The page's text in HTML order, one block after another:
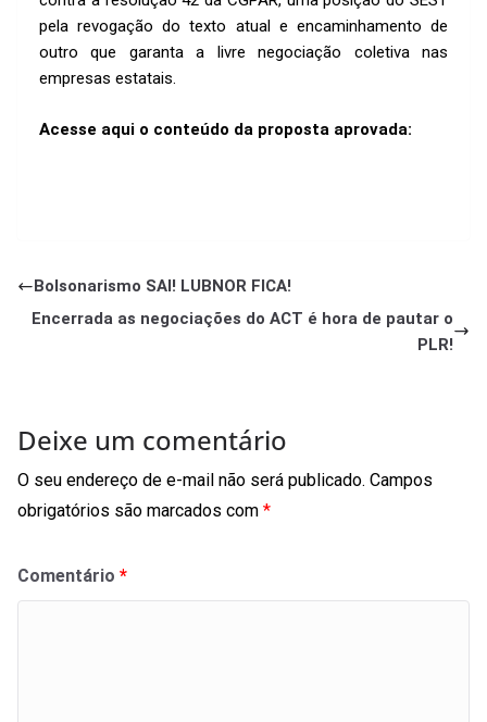
pela revogação do texto atual e encaminhamento de
outro que garanta a livre negociação coletiva nas
empresas estatais.
Acesse aqui o conteúdo da proposta aprovada:
Bolsonarismo SAI! LUBNOR FICA!
Encerrada as negociações do ACT é hora de pautar o
PLR!
Deixe um comentário
O seu endereço de e-mail não será publicado. Campos
obrigatórios são marcados com *
Comentário *